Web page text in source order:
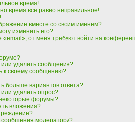
время!
время всё равно неправильное!
вместе со своим именем?
изменить его?
«email», от меня требуют войти на
или удалить сообщение?
к своему сообщению?
больше вариантов ответа?
или удалить опрос?
форумы?
вложения?
сообщения модератору?